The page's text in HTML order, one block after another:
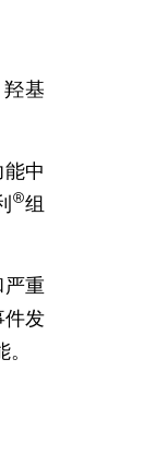
基
中
®组
重
件发